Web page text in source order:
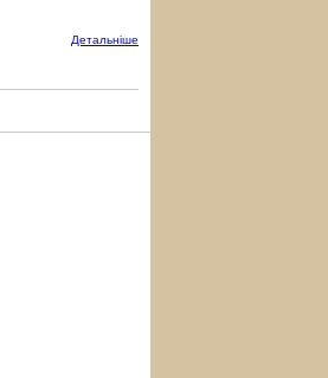
Детальнiше